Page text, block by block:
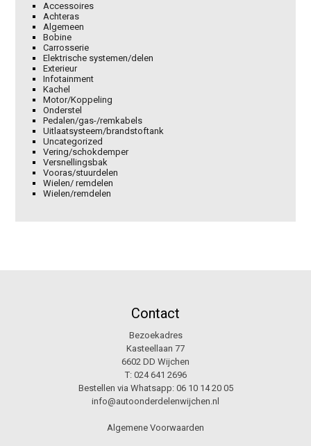
Accessoires
Achteras
Algemeen
Bobine
Carrosserie
Elektrische systemen/delen
Exterieur
Infotainment
Kachel
Motor/Koppeling
Onderstel
Pedalen/gas-/remkabels
Uitlaatsysteem/brandstoftank
Uncategorized
Vering/schokdemper
Versnellingsbak
Vooras/stuurdelen
Wielen/ remdelen
Wielen/remdelen
Contact
Bezoekadres
Kasteellaan 77
6602 DD Wijchen
T: 024 641 2696
Bestellen via Whatsapp: 06 10 14 20 05
info@autoonderdelenwijchen.nl
Algemene Voorwaarden